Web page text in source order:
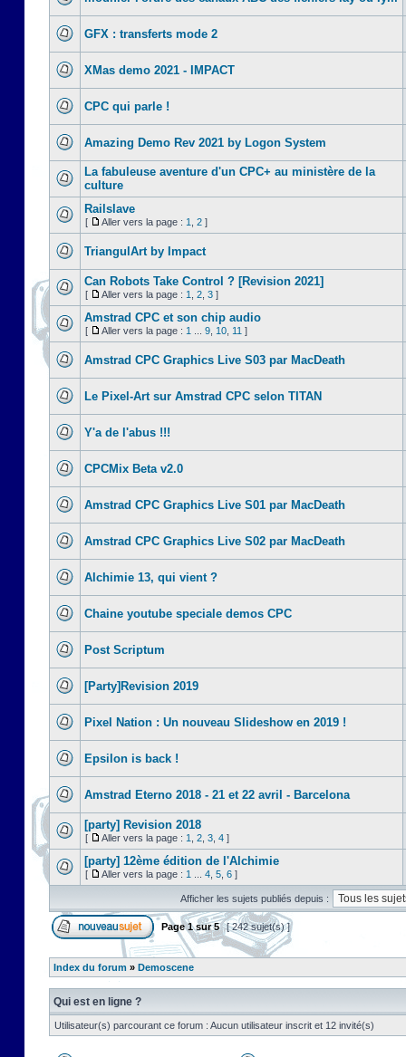
GFX : transferts mode 2
XMas demo 2021 - IMPACT
CPC qui parle !
Amazing Demo Rev 2021 by Logon System
La fabuleuse aventure d'un CPC+ au ministère de la
culture
Railslave
[ Aller vers la page : 1 2 ]
TriangulArt by Impact
Can Robots Take Control ? [Revision 2021]
[ Aller vers la page : 1 2 3 ]
Amstrad CPC et son chip audio
[ Aller vers la page : 1 9 10 11 ]
Amstrad CPC Graphics Live S03 par MacDeath
Le Pixel-Art sur Amstrad CPC selon TITAN
Y'a de l'abus !!!
CPCMix Beta v2.0
Amstrad CPC Graphics Live S01 par MacDeath
Amstrad CPC Graphics Live S02 par MacDeath
Alchimie 13, qui vient ?
Chaine youtube speciale demos CPC
Post Scriptum
[Party]Revision 2019
Pixel Nation : Un nouveau Slideshow en 2019 !
Epsilon is back !
Amstrad Eterno 2018 - 21 et 22 avril - Barcelona
[party] Revision 2018
[ Aller vers la page : 1 2 3 4 ]
[party] 12ème édition de l'Alchimie
[ Aller vers la page : 1 4 5 6 ]
Afficher les sujets publiés depuis :
Page1sur5 [ 242 sujet(s) ]
Index du forum » Demoscene
Qui est en ligne ?
Utilisateur(s) parcourant ce forum : Aucun utilisateur inscrit et 12 invité(s)